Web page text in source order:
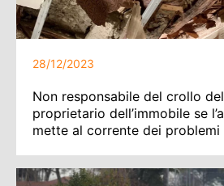
28/12/2023
Non responsabile del crollo
proprietario dell’immobile se
mette al corrente dei problemi